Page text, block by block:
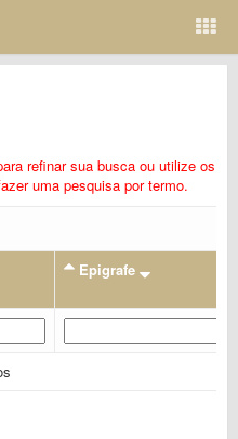
refinar sua busca ou utilize os
uma pesquisa por termo.
Epigrafe